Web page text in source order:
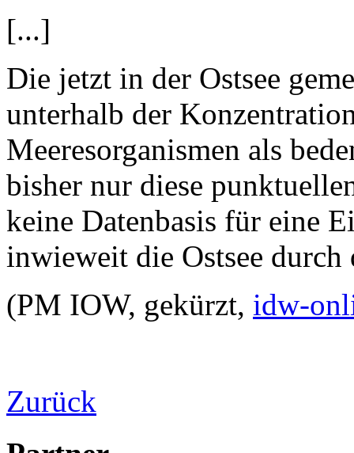
[...]
Die jetzt in der Ostsee
unterhalb der
Meeresorganismen als
bisher nur diese
keine Datenbasis für eine
inwieweit die Ostsee
(PM IOW, gekürzt, idw-
Zurück